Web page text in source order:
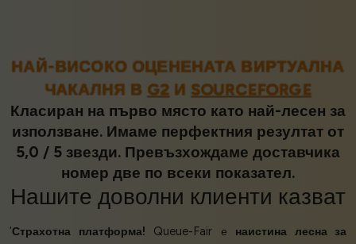
НАЙ-ВИСОКО ОЦЕНЕНАТА ВИРТУАЛНА
ЧАКАЛНЯ ВG2 И SOURCEFORGE
Класиран на първо място като най-лесен за
използване. Имаме перфектния резултат от
5,0 / 5 звезди. Превъзхождаме доставчика
номер две по всеки показател.
Нашите доволни клиенти казват
‘Страхотна платформа! Queue-Fair е наистина лесна за